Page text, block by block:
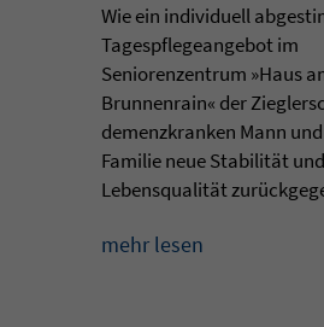
Wie ein individuell
Tagespflegeangebot im
Seniorenzentrum »Haus
Brunnenrain« der
demenzkranken Mann
Familie neue Stabilität und
Lebensqualität
mehr lesen